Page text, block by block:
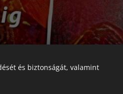
Fine Arts Capital művészeti
és biztonságát, valamint